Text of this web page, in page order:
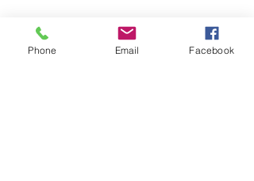
Phone Email Facebook